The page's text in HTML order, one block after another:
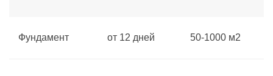
Фундамент от 12 дней 50-1000 м2